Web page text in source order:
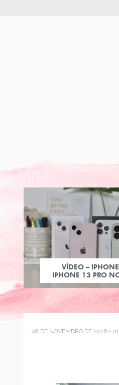
VÍDEO –
IPHONE 13 PRO
08 DE NOVEMBRO DE 2016 -